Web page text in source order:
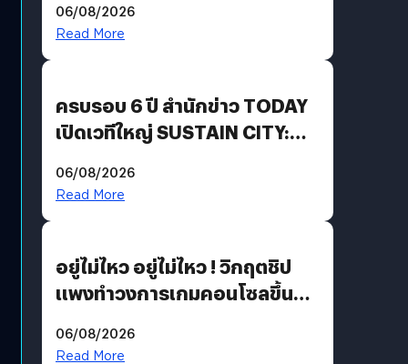
Revenue เร่งเครื่อง New
06/08/2026
Read More
ครบรอบ 6 ปี สำนักข่าว TODAY
เปิดเวทีใหญ่ SUSTAIN CITY:
แนวทางปรับตัวสู่เศรษฐกิจสี
06/08/2026
Read More
อยู่ไม่ไหว อยู่ไม่ไหว ! วิกฤตชิป
แพงทำวงการเกมคอนโซลขึ้น
?
06/08/2026
Read More